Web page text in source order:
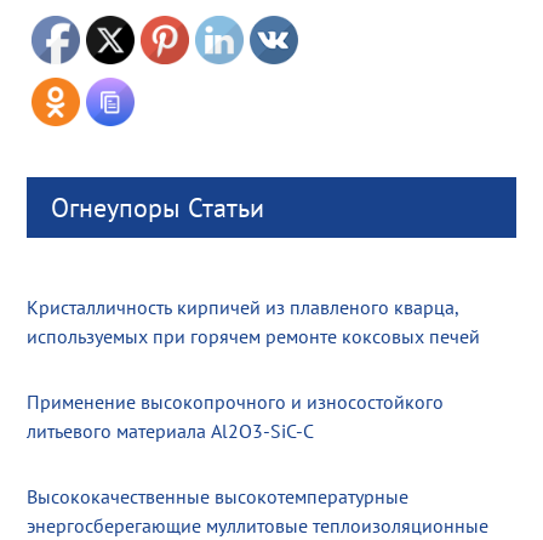
Огнеупоры Статьи
Кристалличность кирпичей из плавленого кварца,
используемых при горячем ремонте коксовых печей
Применение высокопрочного и износостойкого
литьевого материала Al2O3-SiC-C
Высококачественные высокотемпературные
энергосберегающие муллитовые теплоизоляционные